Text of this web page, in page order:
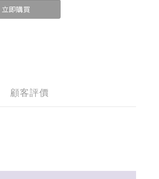
立即購買
顧客評價